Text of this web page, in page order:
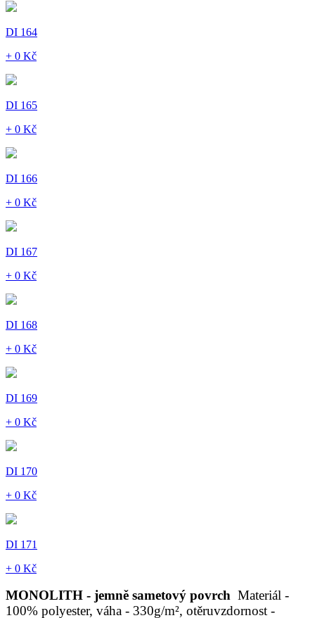
DI 164
+ 0 Kč
DI 165
+ 0 Kč
DI 166
+ 0 Kč
DI 167
+ 0 Kč
DI 168
+ 0 Kč
DI 169
+ 0 Kč
DI 170
+ 0 Kč
DI 171
+ 0 Kč
MONOLITH - jemně sametový povrch Materiál -
100% polyester, váha - 330g/m², otěruvzdornost -